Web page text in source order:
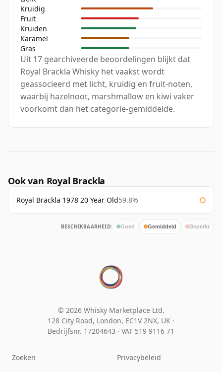
Kruidig
Fruit
Kruiden
Karamel
Gras
Uit 17 gearchiveerde beoordelingen blijkt dat
Royal Brackla Whisky het vaakst wordt
geassocieerd met licht, kruidig en fruit-noten,
waarbij hazelnoot, marshmallow en kiwi vaker
voorkomt dan het categorie-gemiddelde.
Ook van Royal Brackla
Royal Brackla 1978 20 Year Old59.8%
BESCHIKBAARHEID: Goed Gemiddeld Beperkt
© 2026 Whisky Marketplace Ltd.
128 City Road, London, EC1V 2NX, UK ·
Bedrijfsnr. 17204643 · VAT 519 9116 71
Zoeken
Privacybeleid